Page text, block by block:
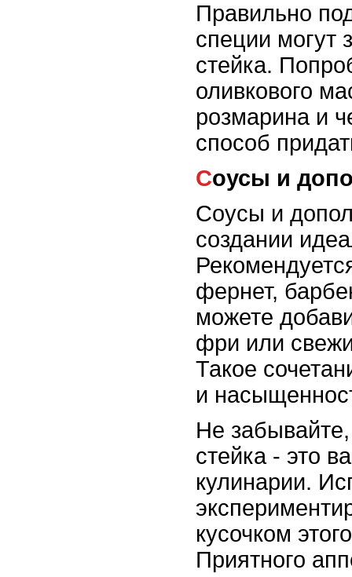
Правильно
специи могут
стейка.
оливкового
розмарина и
способ
Соусы и
Соусы и
создании
фернет,
можете
фри или
Такое
и
Не забывайте,
стейка - это
кулинарии.
кусочком
Приятного